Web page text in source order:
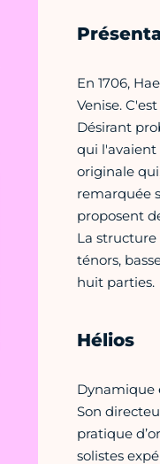
En 1706,
Venise.
Désirant
qui l'avaient
originale
remarquée
proposent
La
ténors,
huit parties.
Hélios
Dynamique
Son
pratique
solistes